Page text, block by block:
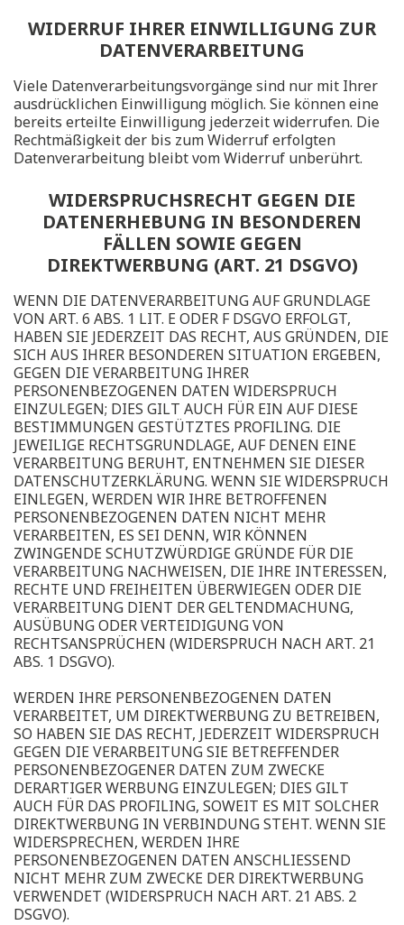
WIDERRUF IHRER EINWILLIGUNG ZUR
DATENVERARBEITUNG
Viele Datenverarbeitungsvorgänge sind nur mit Ihrer
ausdrücklichen Einwilligung möglich. Sie können eine
bereits erteilte Einwilligung jederzeit widerrufen. Die
Rechtmäßigkeit der bis zum Widerruf erfolgten
Datenverarbeitung bleibt vom Widerruf unberührt.
WIDERSPRUCHSRECHT GEGEN DIE
DATENERHEBUNG IN BESONDEREN
FÄLLEN SOWIE GEGEN
DIREKTWERBUNG (ART. 21 DSGVO)
WENN DIE DATENVERARBEITUNG AUF GRUNDLAGE
VON ART. 6 ABS. 1 LIT. E ODER F DSGVO ERFOLGT,
HABEN SIE JEDERZEIT DAS RECHT, AUS GRÜNDEN, DIE
SICH AUS IHRER BESONDEREN SITUATION ERGEBEN,
GEGEN DIE VERARBEITUNG IHRER
PERSONENBEZOGENEN DATEN WIDERSPRUCH
EINZULEGEN; DIES GILT AUCH FÜR EIN AUF DIESE
BESTIMMUNGEN GESTÜTZTES PROFILING. DIE
JEWEILIGE RECHTSGRUNDLAGE, AUF DENEN EINE
VERARBEITUNG BERUHT, ENTNEHMEN SIE DIESER
DATENSCHUTZERKLÄRUNG. WENN SIE WIDERSPRUCH
EINLEGEN, WERDEN WIR IHRE BETROFFENEN
PERSONENBEZOGENEN DATEN NICHT MEHR
VERARBEITEN, ES SEI DENN, WIR KÖNNEN
ZWINGENDE SCHUTZWÜRDIGE GRÜNDE FÜR DIE
VERARBEITUNG NACHWEISEN, DIE IHRE INTERESSEN,
RECHTE UND FREIHEITEN ÜBERWIEGEN ODER DIE
VERARBEITUNG DIENT DER GELTENDMACHUNG,
AUSÜBUNG ODER VERTEIDIGUNG VON
RECHTSANSPRÜCHEN (WIDERSPRUCH NACH ART. 21
ABS. 1 DSGVO).
WERDEN IHRE PERSONENBEZOGENEN DATEN
VERARBEITET, UM DIREKTWERBUNG ZU BETREIBEN,
SO HABEN SIE DAS RECHT, JEDERZEIT WIDERSPRUCH
GEGEN DIE VERARBEITUNG SIE BETREFFENDER
PERSONENBEZOGENER DATEN ZUM ZWECKE
DERARTIGER WERBUNG EINZULEGEN; DIES GILT
AUCH FÜR DAS PROFILING, SOWEIT ES MIT SOLCHER
DIREKTWERBUNG IN VERBINDUNG STEHT. WENN SIE
WIDERSPRECHEN, WERDEN IHRE
PERSONENBEZOGENEN DATEN ANSCHLIESSEND
NICHT MEHR ZUM ZWECKE DER DIREKTWERBUNG
VERWENDET (WIDERSPRUCH NACH ART. 21 ABS. 2
DSGVO).